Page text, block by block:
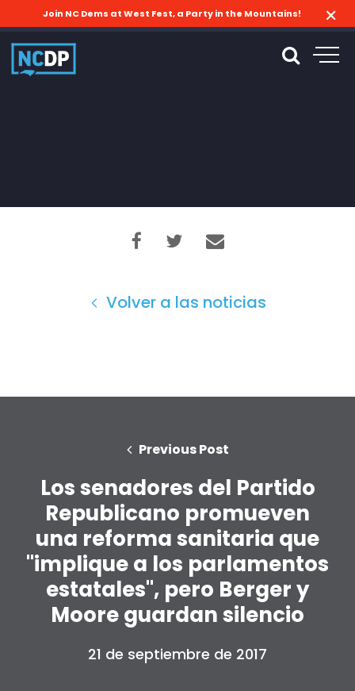
Join NC Dems at West Fest, a Party in the Mountains!
Volver a las noticias
Previous Post
Los senadores del Partido
Republicano promueven
una reforma sanitaria que
"implique a los parlamentos
estatales", pero Berger y
Moore guardan silencio
21 de septiembre de 2017